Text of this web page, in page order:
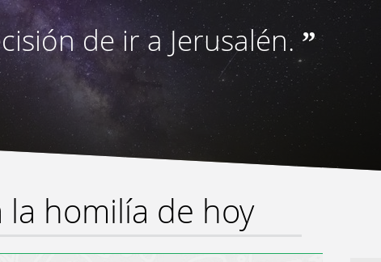
de ir a Jerusalén. ”
la homilía de hoy